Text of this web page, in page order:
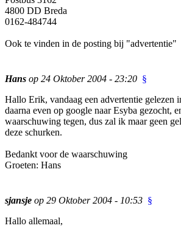
4800 DD Breda
0162-484744
Ook te vinden in de posting bij "advertentie"
Hans op 24 Oktober 2004 - 23:20 §
Hallo Erik, vandaag een advertentie gelezen
daarna even op google naar Esyba gezocht,
waarschuwing tegen, dus zal ik maar geen
deze schurken.
Bedankt voor de waarschuwing
Groeten: Hans
sjansje op 29 Oktober 2004 - 10:53 §
Hallo allemaal,